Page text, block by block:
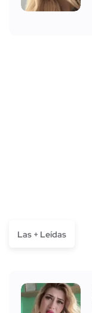
Las + Leídas